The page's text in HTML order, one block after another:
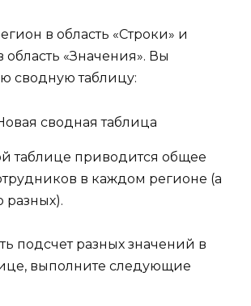
в область «Строки» и
область «Значения». Вы
сводную таблицу:
таблице приводится общее
в каждом регионе (а
разных).
подсчет разных значений в
выполните следующие